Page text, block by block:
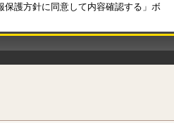
保護方針に同意して内容確認する」ボ